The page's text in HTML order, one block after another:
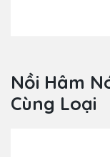
Nồi Hâm
Cùng Loại